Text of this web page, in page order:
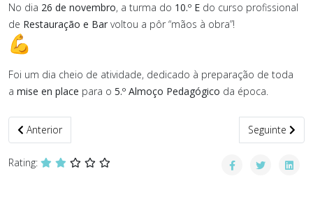
No dia 26 de novembro, a turma do 10.º E do curso profissional
de Restauração e Bar voltou a pôr “mãos à obra”!
Foi um dia cheio de atividade, dedicado à preparação de toda
a mise en place para o 5.º Almoço Pedagógico da época.
Artigo anterior: 5.º Almoço Pedagógico
Anterior Artigo
Seguinte
Rating: